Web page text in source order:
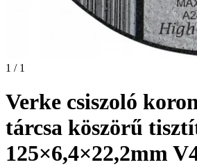
1 / 1
Verke csiszoló
tárcsa köszörű
125×6,4×22,2mm